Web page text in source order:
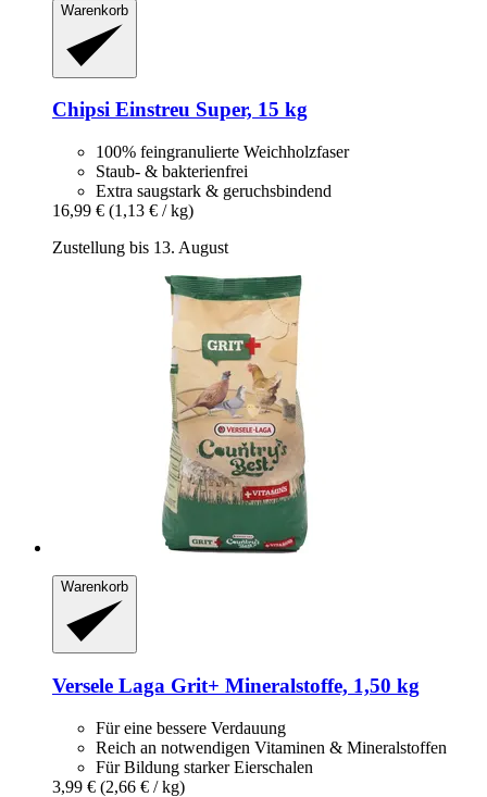
Warenkorb
Chipsi Einstreu Super, 15 kg
100% feingranulierte Weichholzfaser
Staub- & bakterienfrei
Extra saugstark & geruchsbindend
16,99 € (1,13 € / kg)
Zustellung bis 13. August
Warenkorb
Versele Laga Grit+ Mineralstoffe, 1,50 kg
Für eine bessere Verdauung
Reich an notwendigen Vitaminen & Mineralstoffen
Für Bildung starker Eierschalen
3,99 € (2,66 € / kg)